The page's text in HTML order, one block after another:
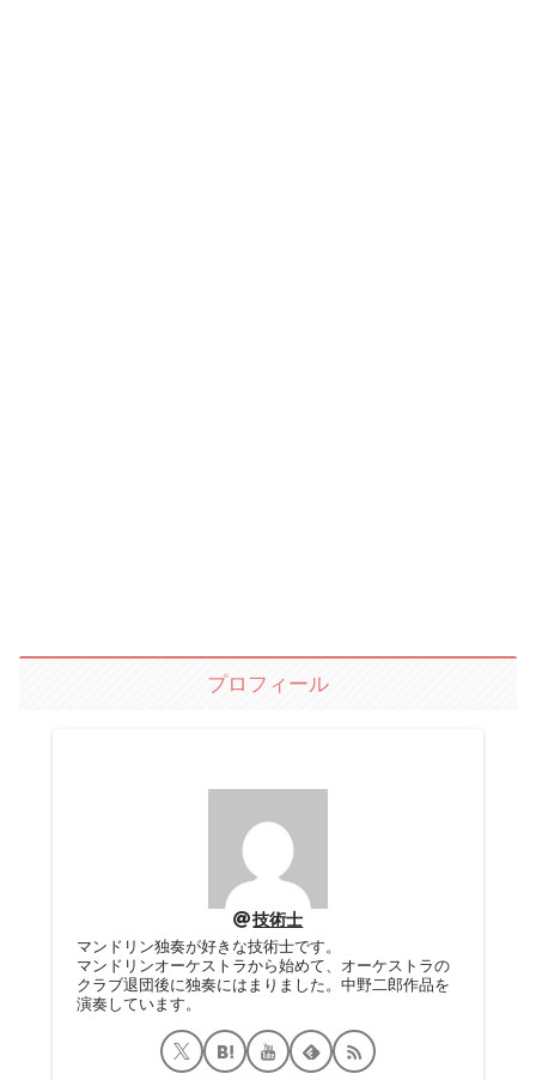
プロフィール
技術士
マンドリン独奏が好きな技術士です。
マンドリンオーケストラから始めて、オーケストラの
クラブ退団後に独奏にはまりました。中野二郎作品を
演奏しています。